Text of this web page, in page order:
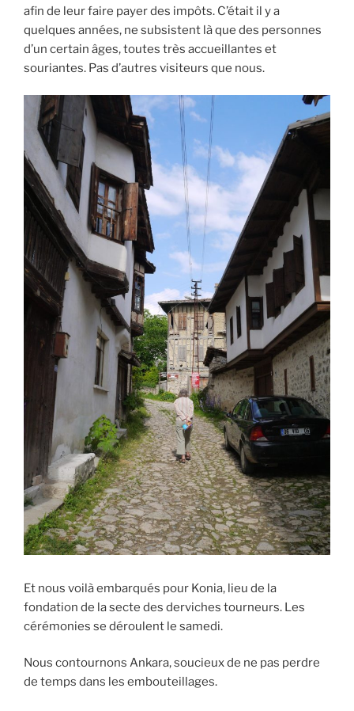
afin de leur faire payer des impôts. C’était il y a
quelques années, ne subsistent là que des personnes
d’un certain âges, toutes très accueillantes et
souriantes. Pas d’autres visiteurs que nous.
Et nous voilà embarqués pour Konia, lieu de la
fondation de la secte des derviches tourneurs. Les
cérémonies se déroulent le samedi.
Nous contournons Ankara, soucieux de ne pas perdre
de temps dans les embouteillages.